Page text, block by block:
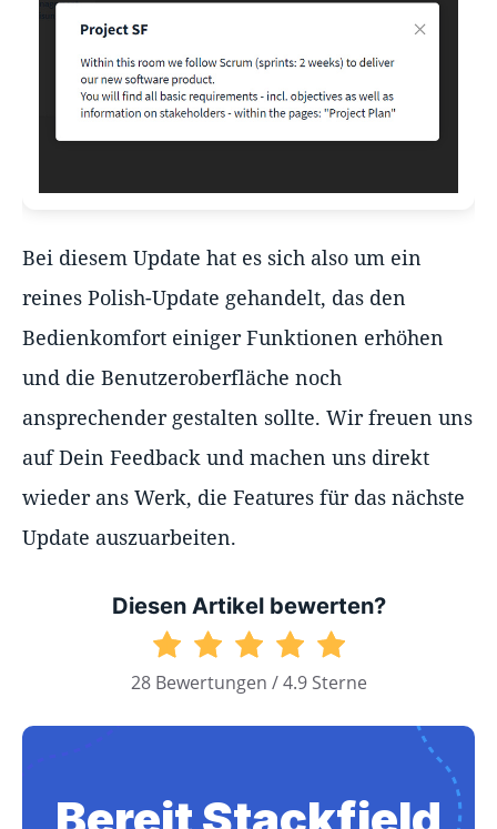
Bei diesem Update hat es sich also um ein
reines Polish-Update gehandelt, das den
Bedienkomfort einiger Funktionen erhöhen
und die Benutzeroberfläche noch
ansprechender gestalten sollte. Wir freuen uns
auf Dein Feedback und machen uns direkt
wieder ans Werk, die Features für das nächste
Update auszuarbeiten.
Diesen Artikel bewerten?
28 Bewertungen / 4.9 Sterne